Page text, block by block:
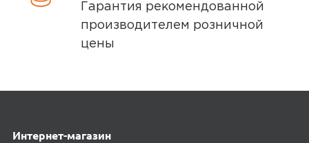
Гарантия рекомендованной
производителем розничной
цены
Интернет-магазин